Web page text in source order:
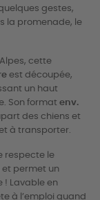
gestes,
la promenade, le
cette
est découpée,
un haut
Son format env.
des chiens et
à transporter.
respecte le
et permet un
! Lavable en
à l’emploi quand